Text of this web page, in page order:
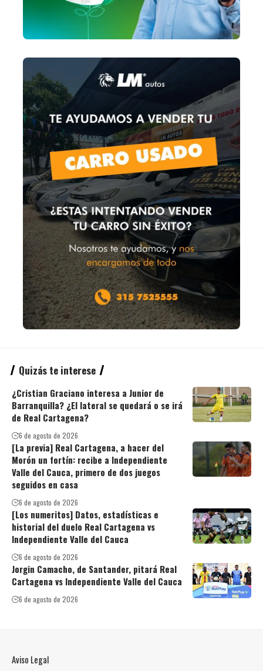
Quizás te interese
¿Cristian Graciano interesa a Junior de
Barranquilla? ¿El lateral se quedará o se irá
de Real Cartagena?
6 de agosto de 2026
[La previa] Real Cartagena, a hacer del
Morón un fortín: recibe a Independiente
Valle del Cauca, primero de dos juegos
seguidos en casa
6 de agosto de 2026
[Los numeritos] Datos, estadísticas e
historial del duelo Real Cartagena vs
Independiente Valle del Cauca
6 de agosto de 2026
Jorgin Camacho, de Santander, pitará Real
Cartagena vs Independiente Valle del Cauca
6 de agosto de 2026
Aviso Legal